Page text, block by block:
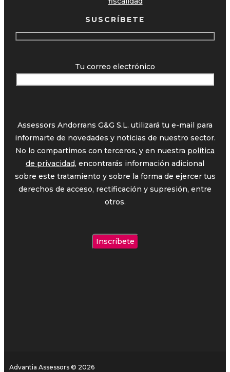
SUSCRÍBETE
Tu correo electrónico
Assessors Andorrans G&G S.L. utilizará tu e-mail para
informarte de novedades y noticias de nuestro sector.
No lo compartimos con terceros, y en nuestra política
de privacidad, encontrarás información adicional
sobre este tratamiento y sobre la forma de ejercer tus
derechos de acceso, rectificación y supresión, entre
otros.
Advantia Assessors © 2026